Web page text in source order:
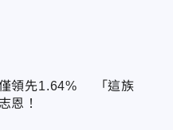
僅領先1.64% 「這族
恩！